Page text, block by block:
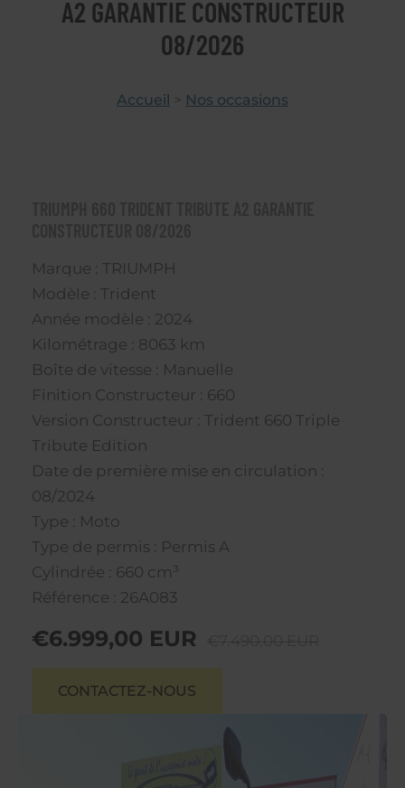
A2 GARANTIE CONSTRUCTEUR
08/2026
Accueil > Nos occasions
Marque : TRIUMPH
Modèle : Trident
Année modèle : 2024
Kilométrage : 8063 km
Boîte de vitesse : Manuelle
Finition Constructeur : 660
Version Constructeur : Trident 660 Triple
Tribute Edition
Date de première mise en circulation :
08/2024
Type : Moto
Type de permis : Permis A
Cylindrée : 660 cm³
Référence : 26A083
€6.999,00 EUR €7.490,00 EUR
CONTACTEZ-NOUS